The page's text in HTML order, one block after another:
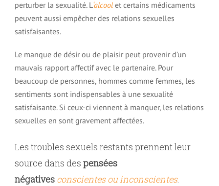
perturber la sexualité. L‘alcool et certains médicaments
peuvent aussi empêcher des relations sexuelles
satisfaisantes.
Le manque de désir ou de plaisir peut provenir d’un
mauvais rapport affectif avec le partenaire. Pour
beaucoup de personnes, hommes comme femmes, les
sentiments sont indispensables à une sexualité
satisfaisante. Si ceux-ci viennent à manquer, les relations
sexuelles en sont gravement affectées.
Les troubles sexuels restants prennent leur
source dans des pensées
négatives conscientes ou inconscientes.